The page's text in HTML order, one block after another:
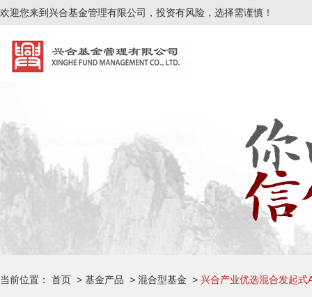
欢迎您来到兴合基金管理有限公司，投资有风险，选择需谨慎！
当前位置： 首页 > 基金产品 > 混合型基金 > 兴合产业优选混合发起式
如遇线上交易系统异常不可用，您可采用传真交易或者柜台交易方式，地
人工服务时间：周一至周五上午8:30-11:30，下午13:00-17:00（法定节假
公司总机：0553-5666050 传真：0553-5666051 客服热线：400-997-
公司住所：安徽省芜湖市中山南路717号科技产业园A3栋
Copyright ©2022 兴合基金管理有限公司 版权所有 本网站支持IPV6 皖